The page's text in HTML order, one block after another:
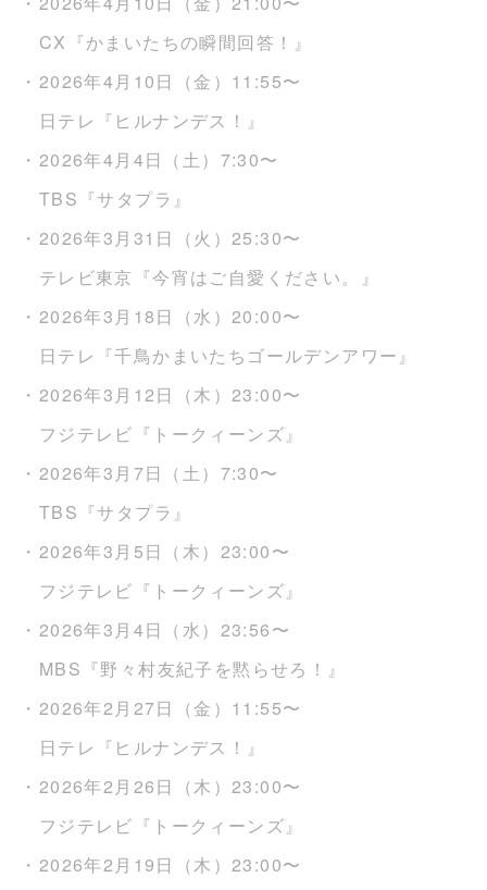
CX『かまいたちの瞬間回答！』
・2026年4月10日（金）11:55〜
日テレ『ヒルナンデス！』
・2026年4月4日（土）7:30〜
TBS『サタプラ』
・2026年3月31日（火）25:30〜
テレビ東京『今宵はご自愛ください。』
・2026年3月18日（水）20:00〜
日テレ『千鳥かまいたちゴールデンアワー』
・2026年3月12日（木）23:00〜
フジテレビ『トークィーンズ』
・2026年3月7日（土）7:30〜
TBS『サタプラ』
・2026年3月5日（木）23:00〜
フジテレビ『トークィーンズ』
・2026年3月4日（水）23:56〜
MBS『野々村友紀子を黙らせろ！』
・2026年2月27日（金）11:55〜
日テレ『ヒルナンデス！』
・2026年2月26日（木）23:00〜
フジテレビ『トークィーンズ』
・2026年2月19日（木）23:00〜